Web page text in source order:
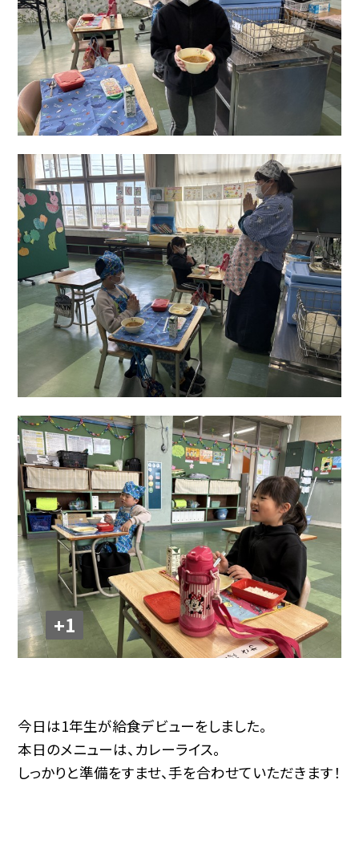
+1
今日は1年生が給食デビューをしました。
本日のメニューは、カレーライス。
しっかりと準備をすませ、手を合わせていただきます！